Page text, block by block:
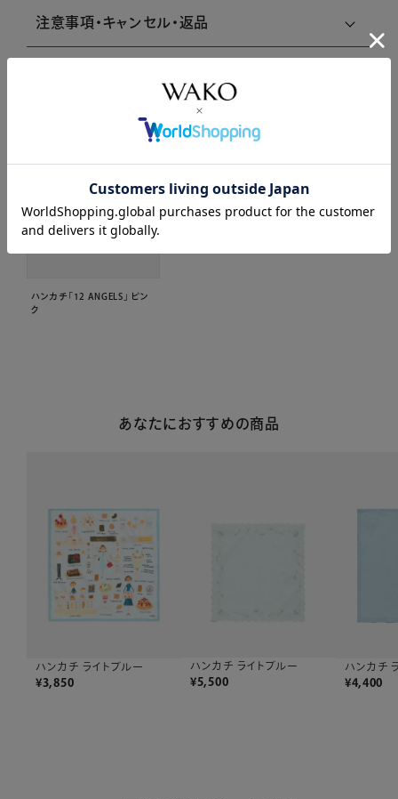
注意事項・キャンセル・返品
ハンカチ「12 ANGELS」 ピン
ク
あなたにおすすめの商品
ハンカチ ライトブルー
¥3,850
ハンカチ ライトブルー
¥5,500
ハンカチ
¥4,400